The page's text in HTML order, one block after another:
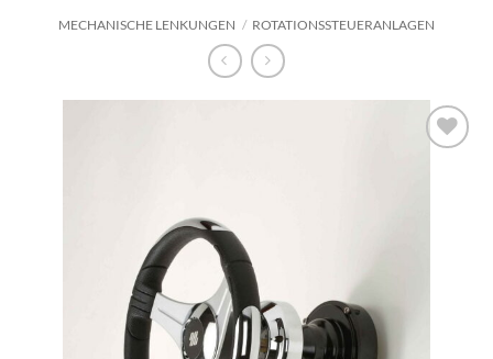
MECHANISCHE LENKUNGEN / ROTATIONSSTEUERANLAGEN